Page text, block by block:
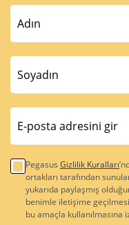
Pegasus Gizlilik Kuralları
ortakları tarafından
yukarıda paylaşmış
benimle iletişime
bu amaçla kullanılmasına